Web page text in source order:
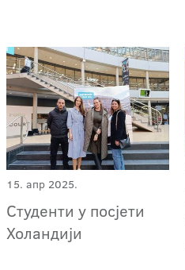
15. апр 2025.
Студенти у посјети
Холандији